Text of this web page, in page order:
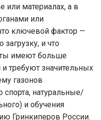
или материалах, а в
или
ключевой фактор —
загрузку, и что
имеют больше
и требуют значительных
газонов
спорта, натуральные/
и обучения
Гринкиперов России.